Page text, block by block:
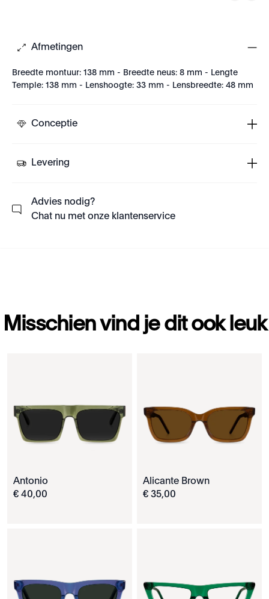
Afmetingen
Breedte montuur: 138 mm - Breedte neus: 8 mm - Lengte
Temple: 138 mm - Lenshoogte: 33 mm - Lensbreedte: 48 mm
Conceptie
Levering
Advies nodig?
Chat nu met onze klantenservice
Misschien vind je dit ook leuk
Antonio
€ 40,00
Alicante Brown
€ 35,00